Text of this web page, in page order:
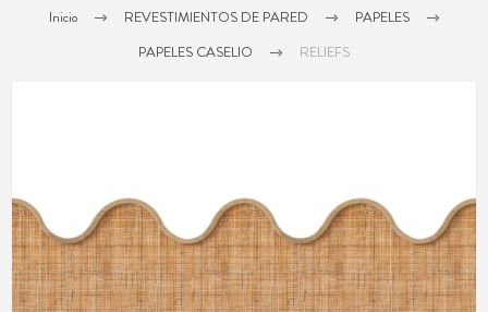
Inicio REVESTIMIENTOS DE PARED
PAPELES
PAPELES CASELIO
RELIEFS